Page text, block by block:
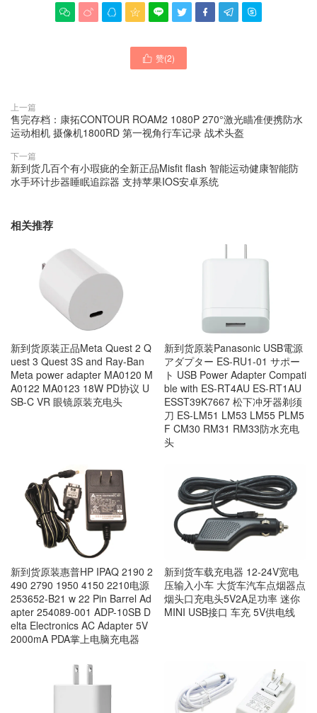
        
 赞(2)
上一篇
售完存档：康拓CONTOUR ROAM2 1080P 270°激光瞄准便携防水
运动相机 摄像机1800RD 第一视角行车记录 战术头盔
下一篇
新到货几百个有小瑕疵的全新正品Misfit flash 智能运动健康智能防
水手环计步器睡眠追踪器 支持苹果IOS安卓系统
相关推荐
新到货原装正品Meta Quest 2 Q
uest 3 Quest 3S and Ray-Ban
Meta power adapter MA0120 M
A0122 MA0123 18W PD协议 U
SB-C VR 眼镜原装充电头
新到货原装Panasonic USB電源
アダプター ES-RU1-01 サポー
ト USB Power Adapter Compati
ble with ES-RT4AU ES-RT1AU
ESST39K7667 松下冲牙器剃须
刀 ES-LM51 LM53 LM55 PLM5
F CM30 RM31 RM33防水充电
头
新到货原装惠普HP IPAQ 2190 2
490 2790 1950 4150 2210电源
253652-B21 w 22 Pin Barrel Ad
apter 254089-001 ADP-10SB D
elta Electronics AC Adapter 5V
2000mA PDA掌上电脑充电器
新到货车载充电器 12-24V宽电
压输入小车 大货车汽车点烟器点
烟头口充电头5V2A足功率 迷你
MINI USB接口 车充 5V供电线